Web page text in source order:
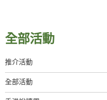
全部活動
推介活動
全部活動